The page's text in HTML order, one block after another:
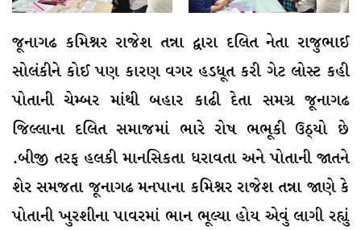
જૂનાગઢ કમિશ્નર રાજેશ તન્ના દ્વારા દલિત નેતા રાજુભાઈ
સોલંકીને કોઈ પણ કારણ વગર હડધૂત કરી ગેટ લોસ્ટ કહી
પોતાની ચેમ્બર માંથી બહાર કાઢી દેતા સમગ્ર જૂનાગઢ
જિલ્લાના દલિત સમાજમાં ભારે રોષ ભભૂકી ઉઠ્યો છે
.બીજી તરફ હલકી માનસિકતા ધરાવતા અને પોતાની જાતને
શેર સમજતા જૂનાગઢ મનપાના કમિશ્નર રાજેશ તન્ના જાણે કે
પોતાની ખુરશીના પાવરમાં ભાન ભૂલ્યા હોય એવું લાગી રહ્યું